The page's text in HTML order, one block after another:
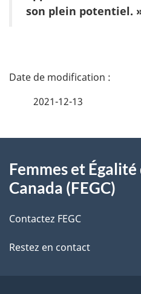
son plein potentiel.
D
i
s
d
2021-12-13
propos
de
ce
site
Femmes et Égalité
Canada (FEGC)
Contactez FEGC
Restez en contact